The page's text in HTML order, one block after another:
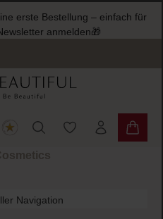
10 % Rabatt auf deine erste
den Look-Beautiful-Newsletter
Du hast 0
Navigation